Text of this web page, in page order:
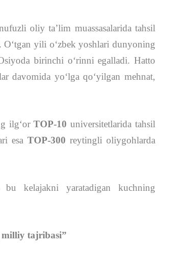
oliy ta’lim muassasalarida tahsil
yili o‘zbek yoshlari dunyoning
birinchi o‘rinni egalladi. Hatto
yo‘lga qo‘yilgan mehnat,
ilg‘orTOP-10 universitetlarida tahsil
esaTOP-300 reytingli oliygohlarda
kelajakni yaratadigan kuchning
tajribasi”